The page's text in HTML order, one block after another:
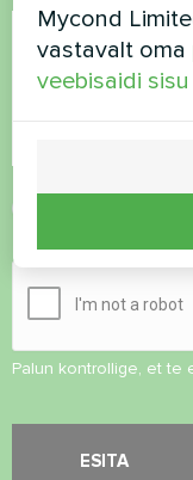
Turvalisuse kontroll*
Palun kontrollige, et te
Mycond
vastavalt oma
veebisaidi